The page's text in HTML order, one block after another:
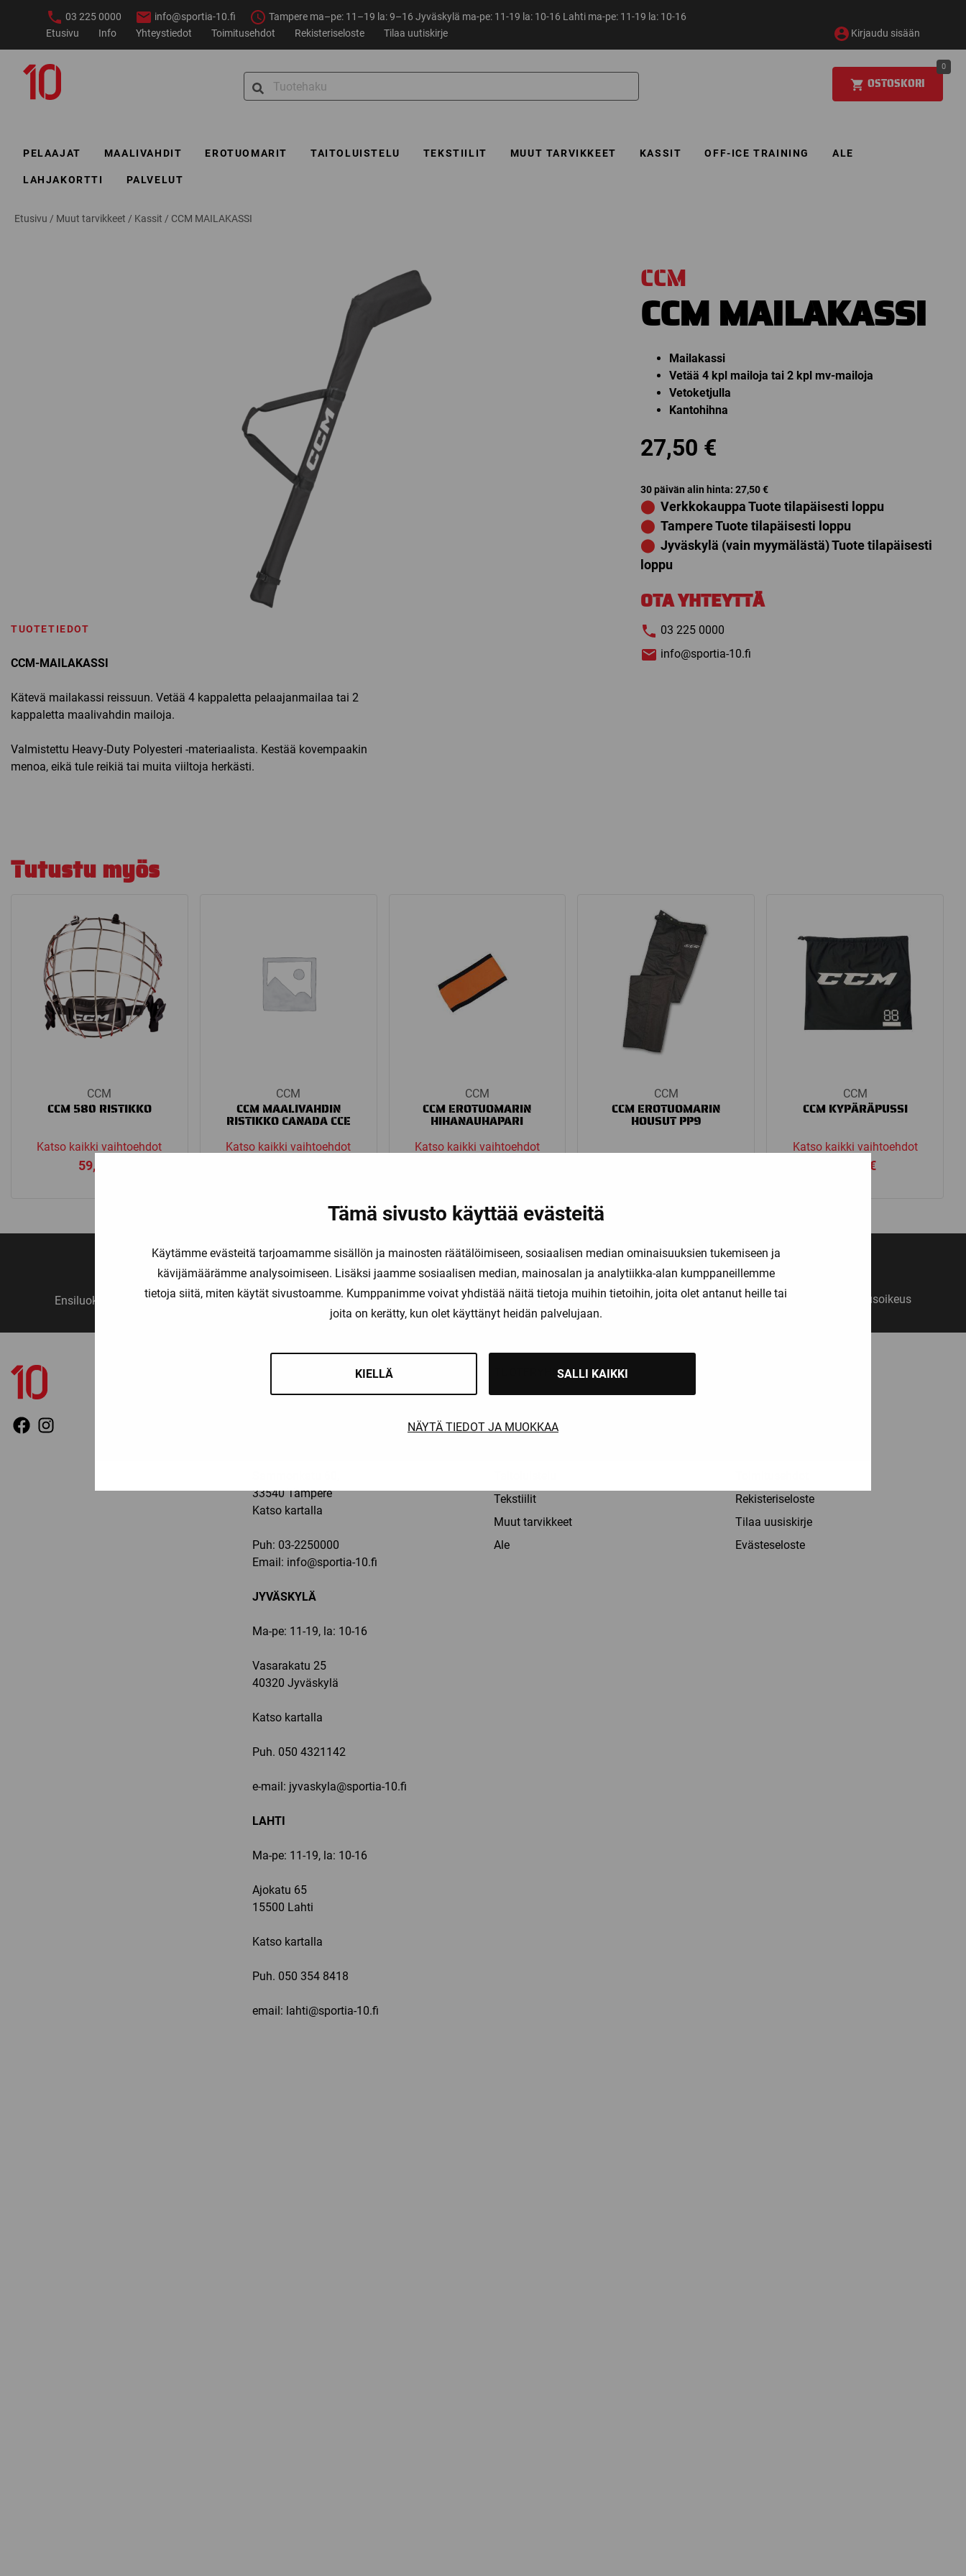
Tämä sivusto käyttää evästeitä
Käytämme evästeitä tarjoamamme sisällön ja mainosten räätälöimiseen, sosiaalisen median ominaisuuksien tukemiseen ja
kävijämäärämme analysoimiseen. Lisäksi jaamme sosiaalisen median, mainosalan ja analytiikka-alan kumppaneillemme
tietoja siitä, miten käytät sivustoamme. Kumppanimme voivat yhdistää näitä tietoja muihin tietoihin, joita olet antanut heille tai
joita on kerätty, kun olet käyttänyt heidän palvelujaan.
KIELLÄ SALLI KAIKKI
NÄYTÄ TIEDOT JA MUOKKAA
03 225 0000 info@sportia-10.fi
Tampere ma–pe: 11–19 la: 9–16 Jyväskylä ma-pe: 11-19 la: 10-16 Lahti ma-pe: 11-19 la: 10-16
Etusivu
Info Yhteystiedot Toimitusehdot Rekisteriseloste Tilaa uutiskirje Kirjaudu sisään
Search
for:
OSTOSKORI
0
PELAAJAT MAALIVAHDIT EROTUOMARIT TAITOLUISTELU TEKSTIILIT MUUT TARVIKKEET KASSIT OFF-ICE TRAINING ALE
LAHJAKORTTI PALVELUT
Etusivu / Muut tarvikkeet / Kassit / CCM MAILAKASSI
TUOTETIEDOT
CCM-MAILAKASSI
Kätevä mailakassi reissuun. Vetää 4 kappaletta pelaajanmailaa tai 2
kappaletta maalivahdin mailoja.
Valmistettu Heavy-Duty Polyesteri -materiaalista. Kestää kovempaakin
menoa, eikä tule reikiä tai muita viiltoja herkästi.
CCM
CCM MAILAKASSI
Mailakassi
Vetää 4 kpl mailoja tai 2 kpl mv-mailoja
Vetoketjulla
Kantohihna
27,50 €
30 päivän alin hinta: 27,50€
⬤ Verkkokauppa Tuote tilapäisesti loppu
⬤ Tampere Tuote tilapäisesti loppu
⬤ Jyväskylä (vain myymälästä) Tuote tilapäisesti
loppu
OTA YHTEYTTÄ
03 225 0000
info@sportia-10.fi
Tutustu myös
CCM
CCM 580 RISTIKKO
Katso kaikki vaihtoehdot
59,90
CCM
CCM MAALIVAHDIN
RISTIKKO CANADA CCE
Katso kaikki vaihtoehdot
CCM
CCM EROTUOMARIN
HIHANAUHAPARI
Katso kaikki vaihtoehdot
CCM
CCM EROTUOMARIN
HOUSUT PP9
CCM
CCM KYPÄRÄPUSSI
Katso kaikki vaihtoehdot
€
Ensiluokkainen palvelu Monipuoliset maksutavat Nopeat toimitusajat 14 päivän vaihto- ja palautusoikeus
33540 Tampere
Katso kartalla
Puh: 03-2250000
Email: info@sportia-10.fi
JYVÄSKYLÄ
Ma-pe: 11-19, la: 10-16
Vasarakatu 25
40320 Jyväskylä
Katso kartalla
Puh. 050 4321142
e-mail: jyvaskyla@sportia-10.fi
LAHTI
Ma-pe: 11-19, la: 10-16
Ajokatu 65
15500 Lahti
Katso kartalla
Puh. 050 354 8418
email: lahti@sportia-10.fi
TUOTERYHMÄT
Maalivahdit
Tekstiilit
Muut tarvikkeet
Ale
Rekisteriseloste
Tilaa uusiskirje
Evästeseloste